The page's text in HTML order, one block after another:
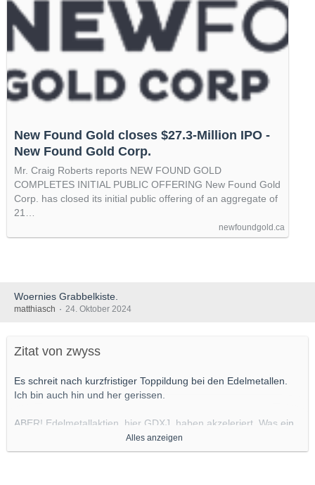
New Found Gold closes $27.3-Million IPO -
New Found Gold Corp.
Mr. Craig Roberts reports NEW FOUND GOLD
COMPLETES INITIAL PUBLIC OFFERING New Found Gold
Corp. has closed its initial public offering of an aggregate of
21…
newfoundgold.ca
Woernies Grabbelkiste.
matthiasch 24. Oktober 2024
Zitat von zwyss
Es schreit nach kurzfristiger Toppildung bei den Edelmetallen.
Ich bin auch hin und her gerissen.
ABER! Edelmetallaktien, hier GDXJ, haben akzeleriert. Was ein
bisschen nach ending diagonal aussah, löste sich nach oben
aus. Dies müssen jetzt die Bären schnellstens korrigieren, sonst
Alles anzeigen